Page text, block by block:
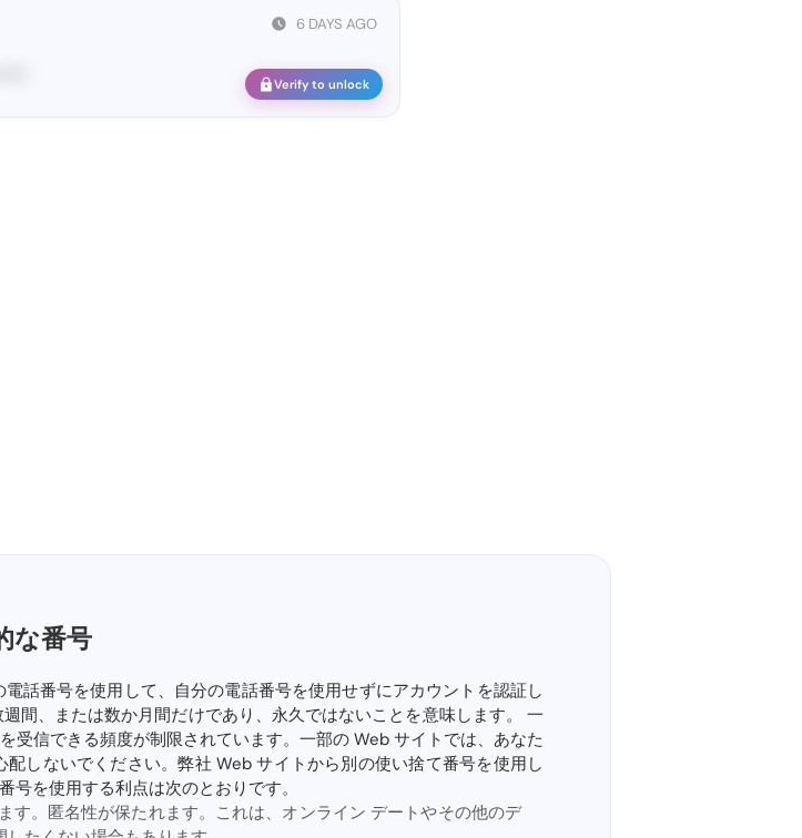
6 DAYS AGO
Verify to unlock
な番号
話番号を使用して、自分の電話番号を使用せずにアカウントを認証し
間、または数か月間だけであり、永久ではないことを意味します。 一
受信できる頻度が制限されています。一部の Web サイトでは、あなた
しないでください。弊社 Web サイトから別の使い捨て番号を使用し
を使用する利点は次のとおりです。
す。匿名性が保たれます。これは、オンライン デートやその他のデ